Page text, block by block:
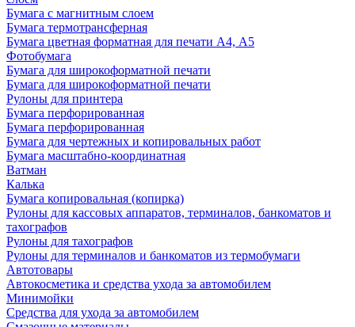
Бумага с магнитным слоем
Бумага термотрансферная
Бумага цветная форматная для печати А4, А5
Фотобумага
Бумага для широкоформатной печати
Бумага для широкоформатной печати
Рулоны для принтера
Бумага перфорированная
Бумага перфорированная
Бумага для чертежных и копировальных работ
Бумага масштабно-координатная
Ватман
Калька
Бумага копировальная (копирка)
Рулоны для кассовых аппаратов, терминалов, банкоматов и
тахографов
Рулоны для тахографов
Рулоны для терминалов и банкоматов из термобумаги
Автотовары
Автокосметика и средства ухода за автомобилем
Минимойки
Средства для ухода за автомобилем